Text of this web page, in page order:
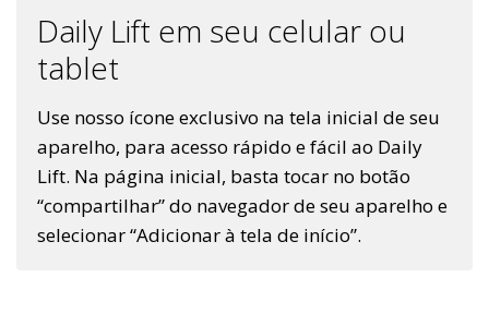
Daily Lift em seu celular ou
tablet
Use nosso ícone exclusivo na tela inicial de seu
aparelho, para acesso rápido e fácil ao Daily
Lift. Na página inicial, basta tocar no botão
“compartilhar” do navegador de seu aparelho e
selecionar “Adicionar à tela de início”.